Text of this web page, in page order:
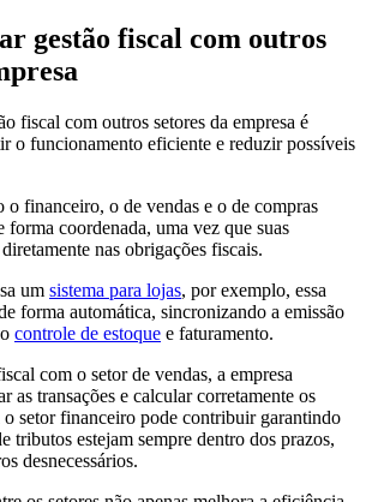
gestão fiscal com outros
fiscal com outros setores da empresa é
o funcionamento eficiente e reduzir possíveis
o financeiro, o de vendas e o de compras
forma coordenada, uma vez que suas
nas obrigações fiscais.
um sistema para lojas, por exemplo, essa
forma automática, sincronizando a emissão
controle de estoque e faturamento.
com o setor de vendas, a empresa
as transações e calcular corretamente os
o setor financeiro pode contribuir garantindo
tributos estejam sempre dentro dos prazos,
desnecessários.